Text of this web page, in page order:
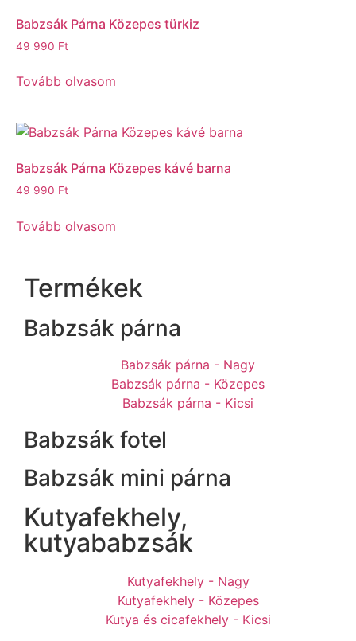
Termékek
Babzsák párna
Babzsák párna - Nagy
Babzsák párna - Közepes
Babzsák párna - Kicsi
Babzsák fotel
Babzsák mini párna
Kutyafekhely,
kutyababzsák
Kutyafekhely - Nagy
Kutyafekhely - Közepes
Kutya és cicafekhely - Kicsi
Babzsák Párna Közepes türkiz
49 990 Ft
Tovább olvasom
Babzsák Párna Közepes kávé barna
49 990 Ft
Tovább olvasom